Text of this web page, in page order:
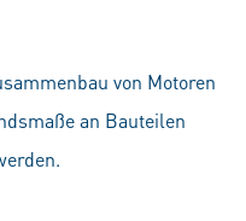
von Motoren
an Bauteilen